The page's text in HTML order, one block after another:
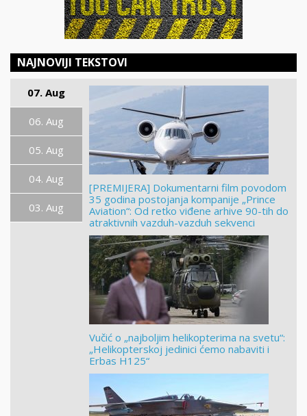
NAJNOVIJI TEKSTOVI
07. Aug
06. Aug
05. Aug
04. Aug
03. Aug
[PREMIJERA] Dokumentarni film povodom
35 godina postojanja kompanije „Prince
Aviation“: Od retko viđene arhive 90-tih do
atraktivnih vazduh-vazduh sekvenci
Vučić o „najboljim helikopterima na svetu“:
„Helikopterskoj jedinici ćemo nabaviti i
Erbas H125“